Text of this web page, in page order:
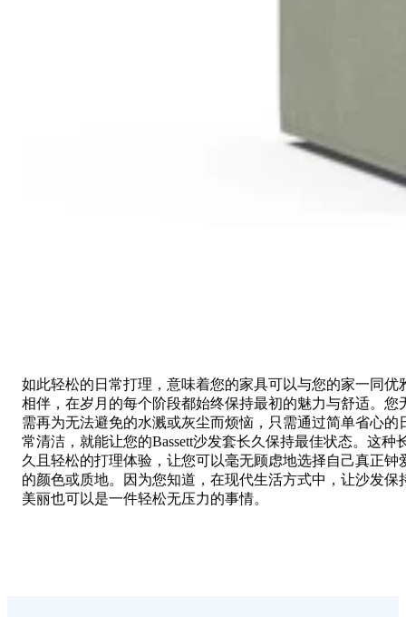
如此轻松的日常打理，意味着您的家具可以与您的家一同优
相伴，在岁月的每个阶段都始终保持最初的魅力与舒适。您
需再为无法避免的水溅或灰尘而烦恼，只需通过简单省心的
常清洁，就能让您的Bassett沙发套长久保持最佳状态。这种
久且轻松的打理体验，让您可以毫无顾虑地选择自己真正钟
的颜色或质地。因为您知道，在现代生活方式中，让沙发保
美丽也可以是一件轻松无压力的事情。